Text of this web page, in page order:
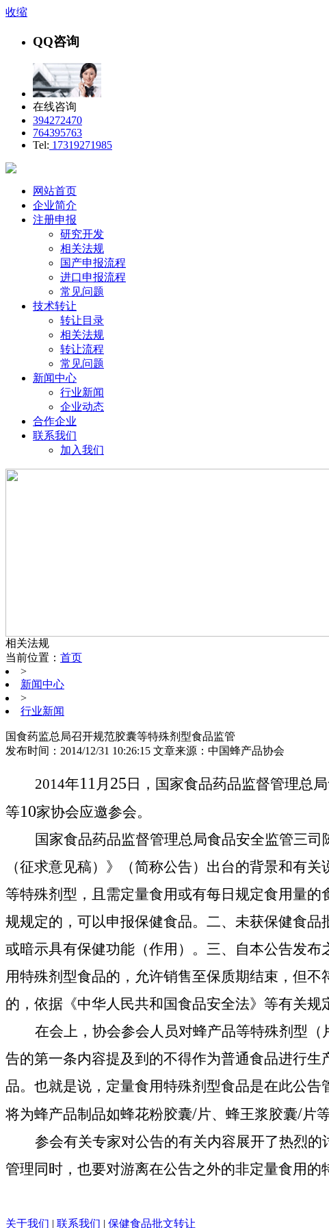
收缩
QQ咨询
在线咨询
394272470
764395763
Tel: 17319271985
网站首页
企业简介
注册申报
研究开发
相关法规
国产申报流程
进口申报流程
常见问题
技术转让
转让目录
相关法规
转让流程
常见问题
新闻中心
行业新闻
企业动态
合作企业
联系我们
加入我们
相关法规
当前位置： 首页
>
新闻中心
>
行业新闻
国食药监总局召开规范胶囊等特殊剂型食品监管
发布时间：2014/12/31 10:26:15 文章来源：中国蜂产品协会
2014年11月 25 日 ，国家食品药品监督管理总
等10家协会应邀参会。
国家食品药品监督管理总局食品安全监管三
（征求意见稿）》（简称公告）出台的背景和有
等特殊剂型，且需定量食用或有每日规定食用量
规规定的，可以申报保健食品。二、未获保健食
或暗示具有保健功能（作用）。三、自本公告发
用特殊剂型食品的，允许销售至保质期结束，但
的，依据《中华人民共和国食品安全法》等有关
在会上，协会参会人员对蜂产品等特殊剂型
告的第一条内容提及到的不得作为普通食品进行
品。也就是说，定量食用特殊剂型食品是在此公
将为蜂产品制品如蜂花粉胶囊/片、蜂王浆胶囊/片
参会有关专家对公告的有关内容展开了热烈
管理同时，也要对游离在公告之外的非定量食用的
关于我们 | 联系我们 | 保健食品批文转让